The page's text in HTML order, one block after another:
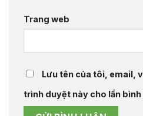
Trang web
Lưu tên của tôi, email,
trình duyệt này cho lần